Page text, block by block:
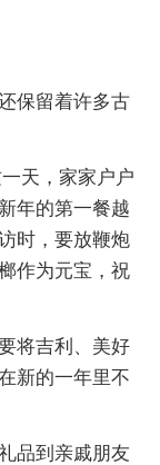
保留着许多古
天，家家户户
年的第一餐越
时，要放鞭炮
作为元宝，祝
将吉利、美好
新的一年里不
品到亲戚朋友